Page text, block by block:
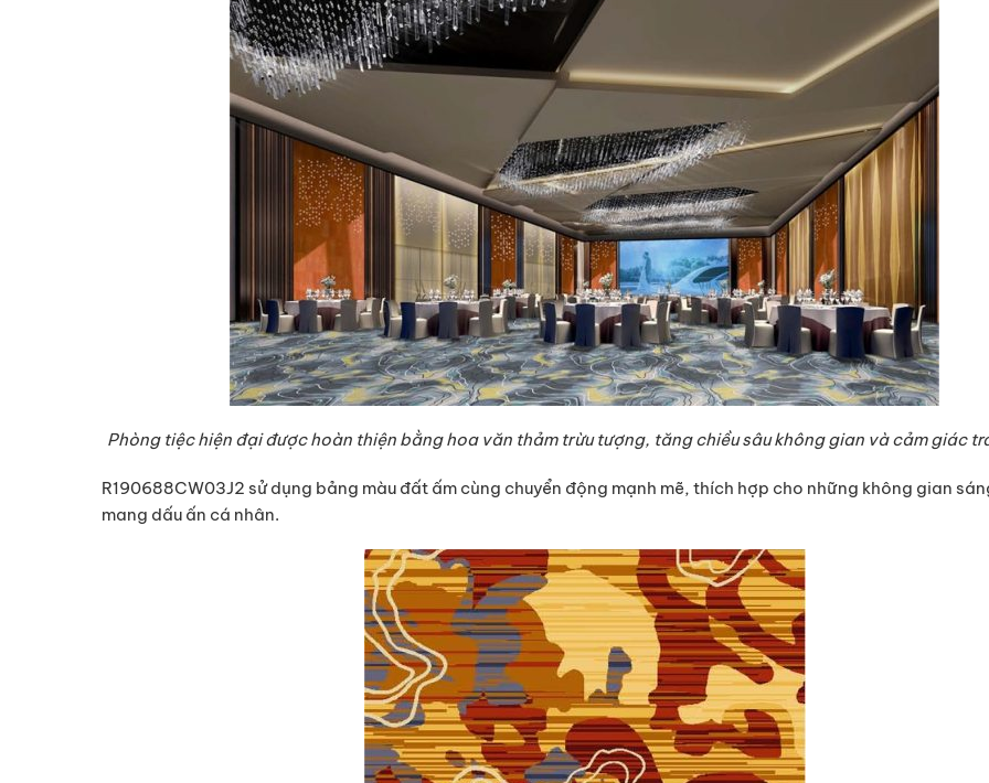
Phòng tiệc hiện đại được hoàn thiện bằng hoa văn thảm trừu tượng, tăng chiều sâu không gian và cảm giác
R190688CW03J2 sử dụng bảng màu đất ấm cùng chuyển động mạnh mẽ, thích hợp cho những không gian
mang dấu ấn cá nhân.